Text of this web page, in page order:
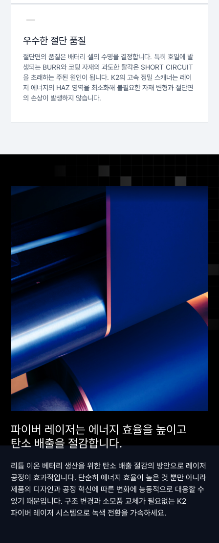
우수한 절단 품질
절단면의 품질은 배터리 셀의 수명을 결정합니다. 특히 호일에 발
생되는 BURR와 코팅 자재의 과도한 탈각은 SHORT CIRCUIT
을 초래하는 주된 원인이 됩니다. K2의 고속 정밀 스캐너는 레이
저 에너지의 HAZ 영역을 최소화해 불필요한 자재 변형과 절단면
의 손상이 발생하지 않습니다.
파이버 레이저는 에너지 효율을 높이고
탄소 배출을 절감합니다.
리튬 이온 베터리 생산을 위한 탄소 배출 절감의 방안으로 레이저
공정이 효과적입니다. 단순히 에너지 효율이 높은 것 뿐만 아니라
제품의 디자인과 공정 혁신에 따른 변화에 능동적으로 대응할 수
있기 때문입니다. 구조 변경과 소모품 교체가 필요없는 K2
파이버 레이저 시스템으로 녹색 전환을 가속하세요.